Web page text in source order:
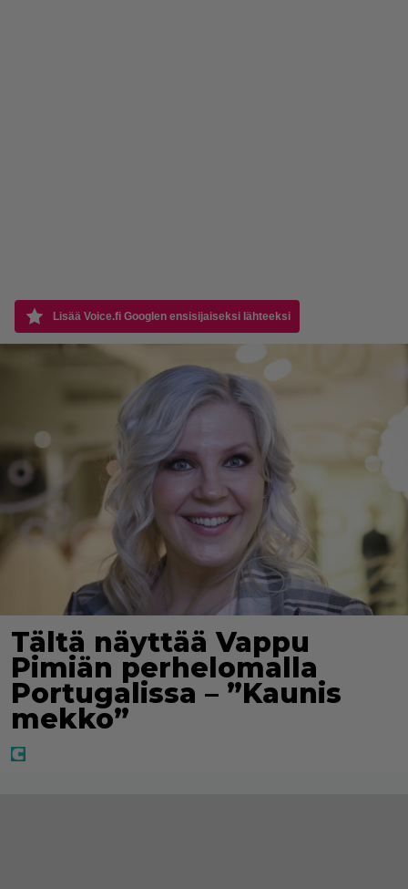
Lisää Voice.fi Googlen ensisijaiseksi lähteeksi
Tältä näyttää Vappu
Pimiän perhelomalla
Portugalissa – ”Kaunis
mekko”